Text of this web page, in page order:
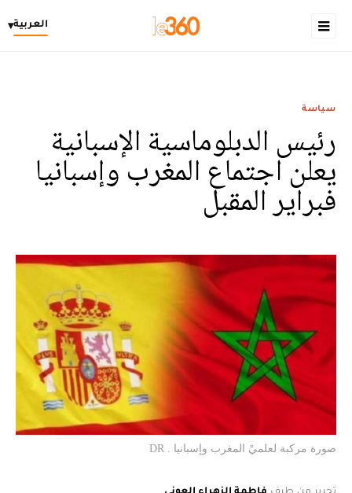
العربية▾
سياسة
رئيس الدبلوماسية الإسبانية
يعلن اجتماع المغرب وإسبانيا
فبراير المقبل
صورة مركبة لعلميْ المغرب وإسبانيا . DR
تحرير من طرف فاطمة الزهراء العوني